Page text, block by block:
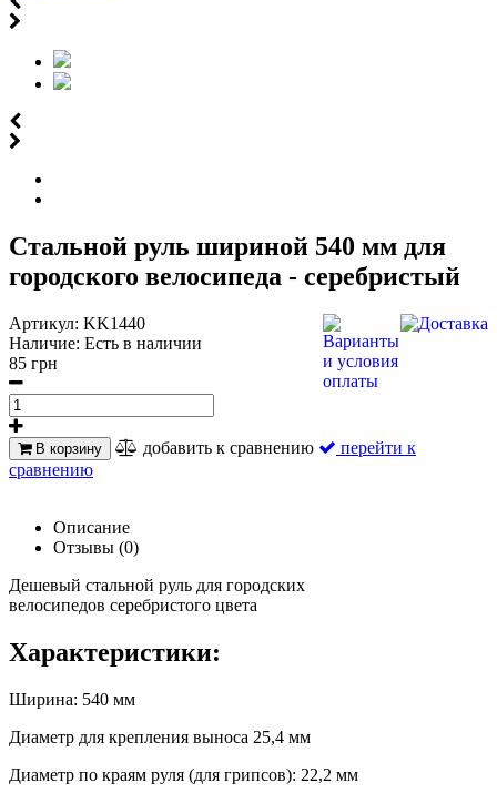
Стальной руль шириной 540 мм для
городского велосипеда - серебристый
Артикул: KK1440
Наличие: Есть в наличии
85 грн
В корзину добавить к сравнению
перейти к
сравнению
Описание
Отзывы (0)
Дешевый стальной руль для городских
велосипедов серебристого цвета
Характеристики:
Ширина: 540 мм
Диаметр для крепления выноса 25,4 мм
Диаметр по краям руля (для грипсов): 22,2 мм